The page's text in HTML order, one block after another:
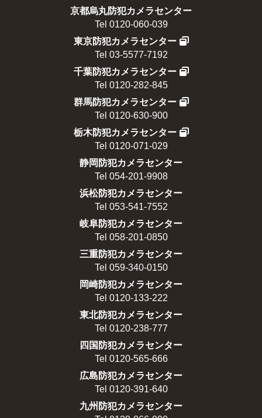
京都烏丸防犯カメラセンター
Tel 0120-060-039
東京防犯カメラセンター
Tel 03-5577-7192
千葉防犯カメラセンター
Tel 0120-282-845
群馬防犯カメラセンター
Tel 0120-630-900
栃木防犯カメラセンター
Tel 0120-071-029
静岡防犯カメラセンター
Tel 054-201-9908
浜松防犯カメラセンター
Tel 053-541-7552
岐阜防犯カメラセンター
Tel 058-201-0850
三重防犯カメラセンター
Tel 059-340-0150
岡崎防犯カメラセンター
Tel 0120-133-222
東北防犯カメラセンター
Tel 0120-238-777
四国防犯カメラセンター
Tel 0120-565-666
広島防犯カメラセンター
Tel 0120-391-640
九州防犯カメラセンター